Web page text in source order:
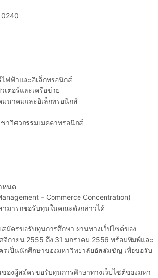
ฟฟ้าและอิเล็กทรอนิกส์
ตอร์และเครือข่าย
าคมและอิเล็กทรอนิกส์
ศวกรรมเมคคาทรอนิกส์
หนด
– Commerce Concentration)
ามารถขอรับทุนในคณะดังกล่าวได้
มัครขอรับทุนการศึกษา ผ่านทางเว็ปไซต์ของ
จิกายน 2555 ถึง 31 มกราคม 2556 พร้อมพิมพ์และ
เป็นนักศึกษาของมหาวิทยาลัยอัสสัมชัญ เพื่อขอรับ
งผู้สมัครขอรับทุนการศึกษาทางเว็ปไซต์ของมหา